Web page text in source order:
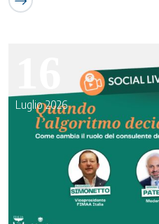
Luglio 2026